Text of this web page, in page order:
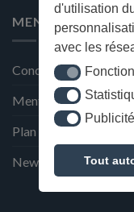
d'utilisation
avec les
Publicité et
Tout
MENU
Conditions générales
Mentions Légales et
Plan du site
Newsletter de la